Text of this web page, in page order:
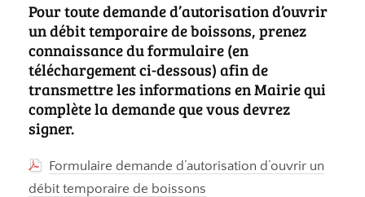
Pour toute demande d’autorisation d’ouvrir
un débit temporaire de boissons, prenez
connaissance du formulaire (en
téléchargement ci-dessous) afin de
transmettre les informations en Mairie qui
complète la demande que vous devrez
signer.
Formulaire demande d’autorisation d’ouvrir un
débit temporaire de boissons